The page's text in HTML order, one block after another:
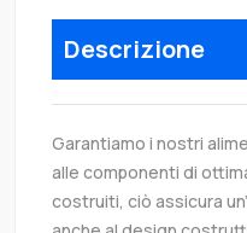
Descrizione
Garantiamo i nostri
alle componenti di
costruiti, ciò assicura